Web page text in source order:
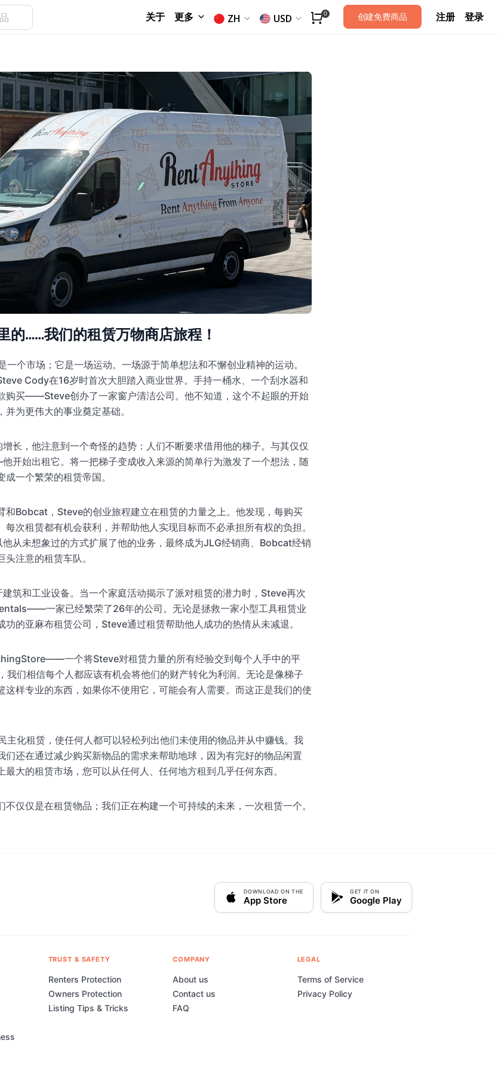
关于 更多 ZH USD 0 创建免费商品 注册 登录
的……我们的租赁万物商店旅程！
个市场；它是一场运动。一场源于简单想法和不懈创业精神的运动。
Cody在16岁时首次大胆踏入商业世界。手持一桶水、一个刮水器和
买——Steve创办了一家窗户清洁公司。他不知道，这个不起眼的开始
为更伟大的事业奠定基础。
长，他注意到一个奇怪的趋势：人们不断要求借用他的梯子。与其仅仅
开始出租它。将一把梯子变成收入来源的简单行为激发了一个想法，随
一个繁荣的租赁帝国。
和Bobcat，Steve的创业旅程建立在租赁的力量之上。他发现，每购买
次租赁都有机会获利，并帮助他人实现目标而不必承担所有权的负担。
从未想象过的方式扩展了他的业务，最终成为JLG经销商、Bobcat经销
注意的租赁车队。
筑和工业设备。当一个家庭活动揭示了派对租赁的潜力时，Steve再次
一家已经繁荣了26年的公司。无论是拯救一家小型工具租赁业
的亚麻布租赁公司，Steve通过租赁帮助他人成功的热情从未减退。
一个将Steve对租赁力量的所有经验交到每个人手中的平
们相信每个人都应该有机会将他们的财产转化为利润。无论是像梯子
这样专业的东西，如果你不使用它，可能会有人需要。而这正是我们的使
化租赁，使任何人都可以轻松列出他们未使用的物品并从中赚钱。我
们还在通过减少购买新物品的需求来帮助地球，因为有完好的物品闲置
大的租赁市场，您可以从任何人、任何地方租到几乎任何东西。
仅仅是在租赁物品；我们正在构建一个可持续的未来，一次租赁一个。
DOWNLOAD ON THE
App Store
GET IT ON
Google Play
TRUST & SAFETY
Renters Protection
Owners Protection
Listing Tips & Tricks
COMPANY
About us
Contact us
FAQ
LEGAL
Terms of Service
Privacy Policy